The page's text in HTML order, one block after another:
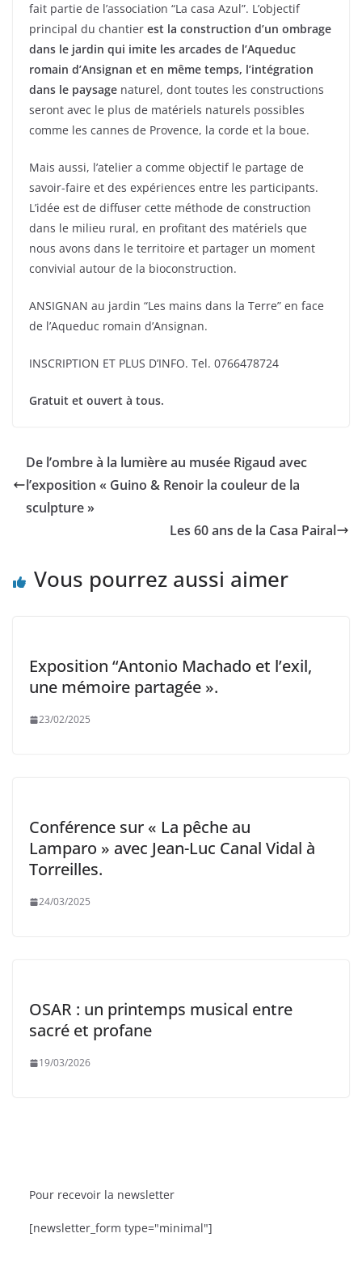
fait partie de l’association “La casa Azul”. L’objectif
principal du chantier est la construction d’un ombrage
dans le jardin qui imite les arcades de l’Aqueduc
romain d’Ansignan et en même temps, l’intégration
dans le paysage naturel, dont toutes les constructions
seront avec le plus de matériels naturels possibles
comme les cannes de Provence, la corde et la boue.
Mais aussi, l’atelier a comme objectif le partage de
savoir-faire et des expériences entre les participants.
L’idée est de diffuser cette méthode de construction
dans le milieu rural, en profitant des matériels que
nous avons dans le territoire et partager un moment
convivial autour de la bioconstruction.
ANSIGNAN au jardin “Les mains dans la Terre” en face
de l’Aqueduc romain d’Ansignan.
INSCRIPTION ET PLUS D’INFO. Tel. 0766478724
Gratuit et ouvert à tous.
De l’ombre à la lumière au musée Rigaud avec
l’exposition « Guino & Renoir la couleur de la
sculpture »
Les 60 ans de la Casa Pairal
Vous pourrez aussi aimer
Exposition “Antonio Machado et l’exil,
une mémoire partagée ».
23/02/2025
Conférence sur « La pêche au
Lamparo » avec Jean-Luc Canal Vidal à
Torreilles.
24/03/2025
OSAR : un printemps musical entre
sacré et profane
19/03/2026
Pour recevoir la newsletter
[newsletter_form type="minimal"]
dans les Étoiles fête sa 9ᵉ édition